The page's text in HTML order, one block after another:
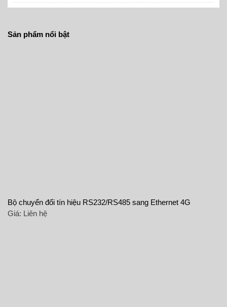
Sản phẩm nổi bật
Bộ chuyển đổi tín hiệu RS232/RS485 sang Ethernet 4G
Giá: Liên hệ